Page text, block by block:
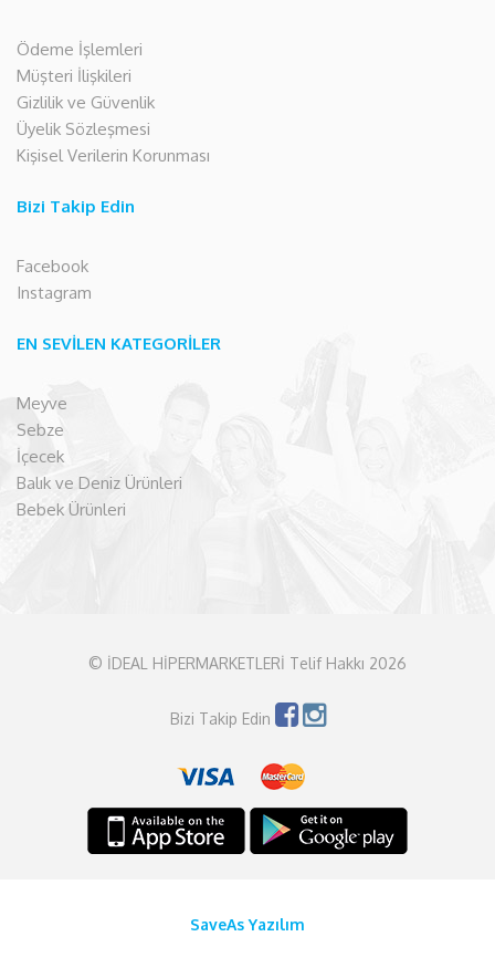
Ödeme İşlemleri
Müşteri İlişkileri
Gizlilik ve Güvenlik
Üyelik Sözleşmesi
Kişisel Verilerin Korunması
Bizi Takip Edin
Facebook
Instagram
EN SEVİLEN KATEGORİLER
Meyve
Sebze
İçecek
Balık ve Deniz Ürünleri
Bebek Ürünleri
© İDEAL HİPERMARKETLERİ Telif Hakkı 2026
Bizi Takip Edin
SaveAs Yazılım